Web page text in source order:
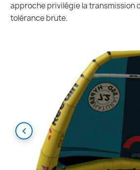
approche privilégie la transmission
tolérance brute.